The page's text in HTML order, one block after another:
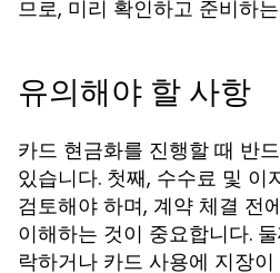
므로, 미리 확인하고 준비하
유의해야 할 사항
카드 현금화를 진행할 때 반
있습니다. 첫째, 수수료 및 이
검토해야 하며, 계약 체결 전
이해하는 것이 중요합니다.
락하거나 카드 사용에 지장